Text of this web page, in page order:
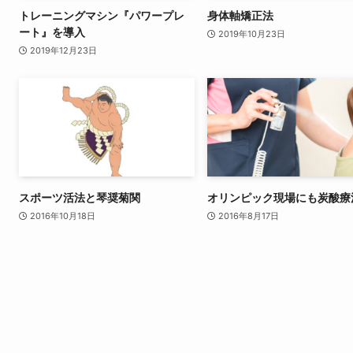
トレーニングマシン『パワープレ
ート』を導入
2019年12月23日
身体軸矯正法
2019年10月23日
スポーツ活法と琴奨菊関
2016年10月18日
オリンピック現場にも炭酸療
2016年8月17日